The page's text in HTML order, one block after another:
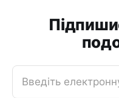
Введіть